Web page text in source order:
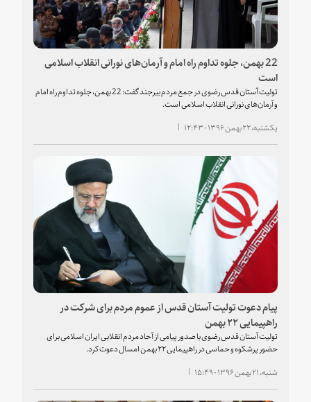
22 بهمن، جلوه تداوم راه امام و آرمان‌های نورانی انقلاب اسلامی
است
تولیت آستان قدس رضوی در جمع مردم بیرجند گفت: 22 بهمن، جلوه تداوم راه امام
و آرمان‌های نورانی انقلاب اسلامی است.
یکشنبه، ۲۲ بهمن ۱۳۹۶ - ۱۲:۴۳
پیام دعوت تولیت آستان قدس از عموم مردم برای شرکت در
راهپیمایی ۲۲ بهمن
تولیت آستان قدس رضوی با صدور پیامی از آحاد مردم انقلابی ایران اسلامی برای
حضور پرشکوه و حماسی در راهپیمایی ۲۲ بهمن امسال دعوت کرد.
شنبه، ۲۱ بهمن ۱۳۹۶ - ۱۵:۴۹